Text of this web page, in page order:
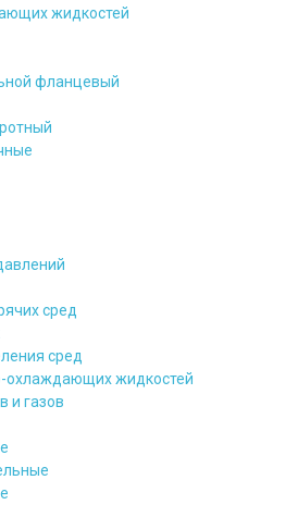
жидкостей
фланцевый
сред
сред
охлаждающих жидкостей
и газов